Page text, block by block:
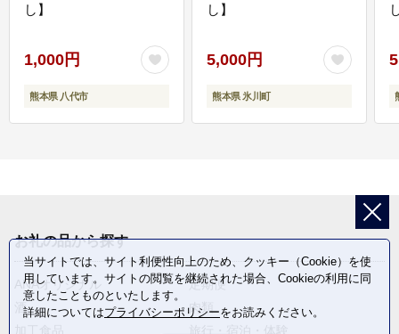
し】
1,000円
熊本県 八代市
し】
5,000円
熊本県 氷川町
お礼の品から探す
ANAオリジナル
定期便
酒
肉類
当サイトでは、サイト利便性向上のため、クッキー（Cookie）を使
用しています。サイトの閲覧を継続された場合、Cookieの利用に同
意したことものといたします。
詳細についてはプライバシーポリシーをお読みください。